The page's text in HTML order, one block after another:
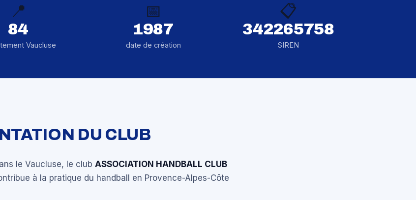
📍
84
Vaucluse
📅
1987
date de création
📋
342265758
SIREN
DU CLUB
le Vaucluse, le club ASSOCIATION HANDBALL CLUB
à la pratique du handball en Provence-Alpes-Côte